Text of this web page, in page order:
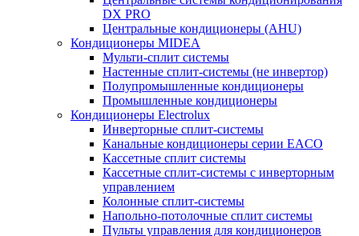
DX PRO
Центральные кондиционеры (AHU)
Кондиционеры MIDEA
Мульти-сплит системы
Настенные сплит-системы (не инвертор)
Полупромышленные кондиционеры
Промышленные кондиционеры
Кондиционеры Electrolux
Инверторные сплит-системы
Канальные кондиционеры серии EACO
Кассетные сплит системы
Кассетные сплит-системы с инверторным
управлением
Колонные сплит-системы
Напольно-потолочные сплит системы
Пульты управления для кондиционеров